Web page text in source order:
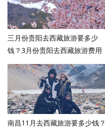
三月份贵阳去西藏旅游要多少
钱？3月份贵阳去西藏旅游费用
多少？
南昌11月去西藏旅游要多少钱？